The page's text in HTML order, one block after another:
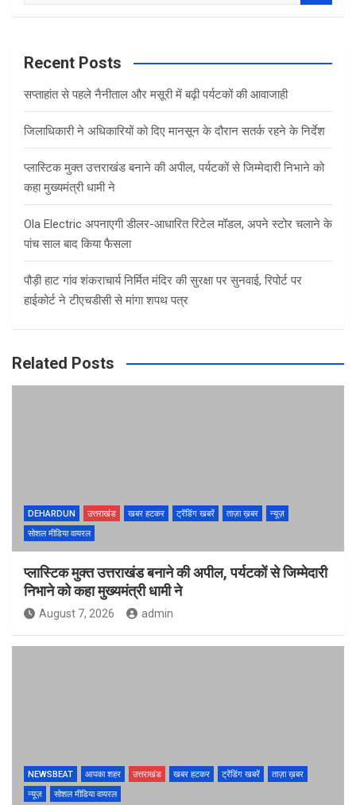
a
c
Recent Posts
सप्ताहांत से पहले नैनीताल और मसूरी में बढ़ी पर्यटकों की आवाजाही
जिलाधिकारी ने अधिकारियों को दिए मानसून के दौरान सतर्क रहने के निर्देश
प्लास्टिक मुक्त उत्तराखंड बनाने की अपील, पर्यटकों से जिम्मेदारी निभाने को
कहा मुख्यमंत्री धामी ने
Ola Electric अपनाएगी डीलर-आधारित रिटेल मॉडल, अपने स्टोर चलाने के
पांच साल बाद किया फैसला
पौड़ी हाट गांव शंकराचार्य निर्मित मंदिर की सुरक्षा पर सुनवाई, रिपोर्ट पर
हाईकोर्ट ने टीएचडीसी से मांगा शपथ पत्र
Related Posts
DEHARDUN उत्तराखंड खबर हटकर ट्रेंडिंग खबरें ताज़ा ख़बर
न्यूज़
सोशल मीडिया वायरल
प्लास्टिक मुक्त उत्तराखंड बनाने की अपील, पर्यटकों से जिम्मेदारी
निभाने को कहा मुख्यमंत्री धामी ने
August 7, 2026 admin
NEWSBEAT आपका शहर उत्तराखंड खबर हटकर ट्रेंडिंग खबरें
ताज़ा ख़बर
न्यूज़
सोशल मीडिया वायरल